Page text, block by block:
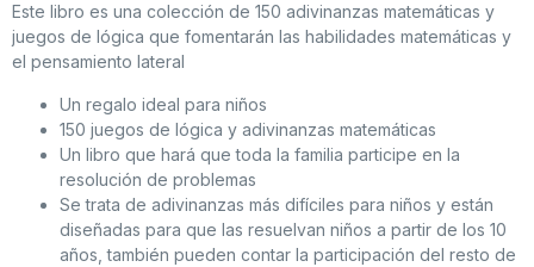
Este libro es una colección de 150 adivinanzas matemáticas y
juegos de lógica que fomentarán las habilidades matemáticas y
el pensamiento lateral
Un regalo ideal para niños
150 juegos de lógica y adivinanzas matemáticas
Un libro que hará que toda la familia participe en la
resolución de problemas
Se trata de adivinanzas más difíciles para niños y están
diseñadas para que las resuelvan niños a partir de los 10
años, también pueden contar la participación del resto de